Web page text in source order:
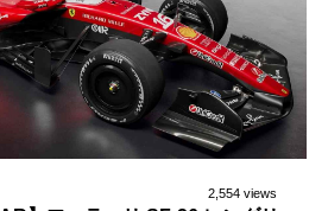
2,554 views